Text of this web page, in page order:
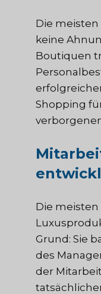
Die
keine
Boutiquen
Shopping
Die
Grund: Sie
des
der